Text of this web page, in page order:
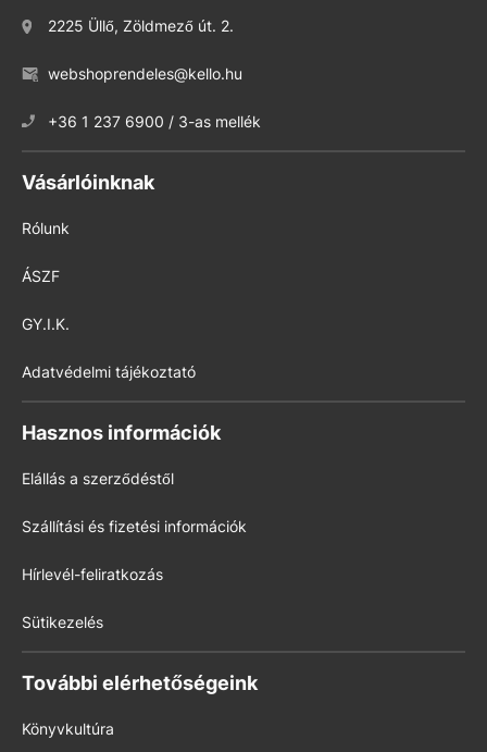
2225 Üllő, Zöldmező út. 2.
webshoprendeles@kello.hu
+36 1 237 6900 / 3-as mellék
Vásárlóinknak
Rólunk
ÁSZF
GY.I.K.
Adatvédelmi tájékoztató
Hasznos információk
Elállás a szerződéstől
Szállítási és fizetési információk
Hírlevél-feliratkozás
Sütikezelés
További elérhetőségeink
Könyvkultúra